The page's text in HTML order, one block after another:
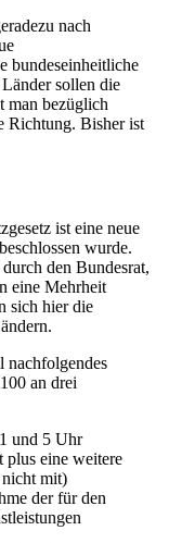
nach
bundeseinheitliche
sollen die
man bezüglich
Richtung. Bisher ist
ist eine neue
wurde.
den Bundesrat,
eine Mehrheit
sich hier die
nachfolgendes
an drei
und 5 Uhr
plus eine weitere
nicht mit)
der für den